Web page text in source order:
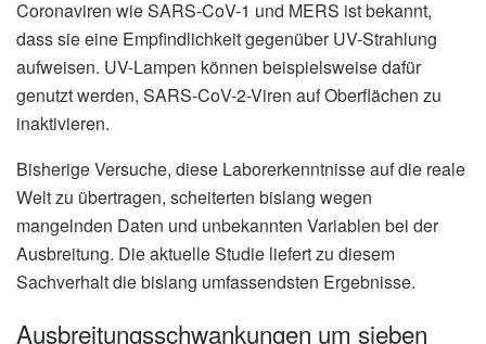
Coronaviren wie SARS-CoV-1 und MERS ist bekannt,
dass sie eine Empfindlichkeit gegenüber UV-Strahlung
aufweisen. UV-Lampen können beispielsweise dafür
genutzt werden, SARS-CoV-2-Viren auf Oberflächen zu
inaktivieren.
Bisherige Versuche, diese Laborerkenntnisse auf die reale
Welt zu übertragen, scheiterten bislang wegen
mangelnden Daten und unbekannten Variablen bei der
Ausbreitung. Die aktuelle Studie liefert zu diesem
Sachverhalt die bislang umfassendsten Ergebnisse.
Ausbreitungsschwankungen um sieben